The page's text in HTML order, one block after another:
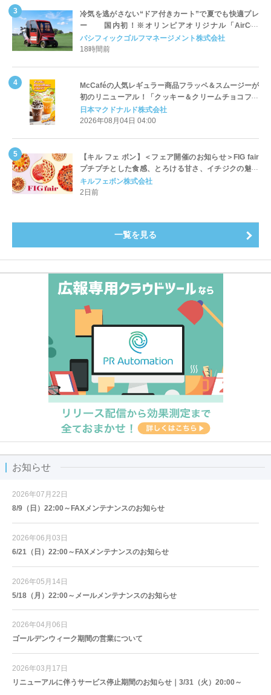
冷気を逃がさない“ドア付きカート”で夏でも快適プレ
ー 国内初！※オリンピアオリジナル「AirCon
Cart（エアコンカート）」導入 | ＰＧＭ
パシフィックゴルフマネージメント株式会社
18時間前
McCaféの人気レギュラー商品フラッペ＆スムージーが
初のリニューアル！「クッキー＆クリームチョコフラ
ッペ」「マンゴースムージー」8月5日（水）から販売
開始
日本マクドナルド株式会社
2026年08月04日 04:00
【キル フェ ボン】＜フェア開催のお知らせ＞FIG fair
プチプチとした食感、とろける甘さ、イチジクの魅力
をたっぷりと。新作を含め、イチジク尽くしの全4種が
登場8月20日（木）スタート
キルフェボン株式会社
2日前
一覧を見る
お知らせ
2026年07月22日
8/9（日）22:00～FAXメンテナンスのお知らせ
2026年06月03日
6/21（日）22:00～FAXメンテナンスのお知らせ
2026年05月14日
5/18（月）22:00～メールメンテナンスのお知らせ
2026年04月06日
ゴールデンウィーク期間の営業について
2026年03月17日
リニューアルに伴うサービス停止期間のお知らせ｜3/31（火）20:00～